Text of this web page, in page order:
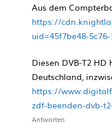
Aus dem
https://
uid=45f7be48-
Diesen DVB-T2
Deutschland,
https://
zdf-beenden-dvb-
Antworten